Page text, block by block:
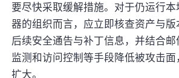
要尽快采取缓解措施。对于仍运行本
器的组织而言，应立即核查资产与
后续安全通告与补丁信息，并结合
监测和访问控制等手段降低被攻击
扩大。